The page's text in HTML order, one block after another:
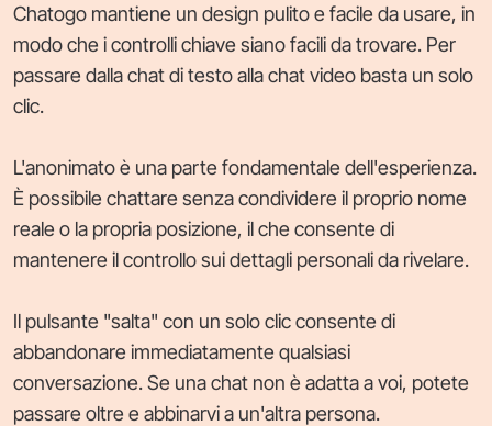
Chatogo mantiene un design pulito e facile da usare, in
modo che i controlli chiave siano facili da trovare. Per
passare dalla chat di testo alla chat video basta un solo
clic.
L'anonimato è una parte fondamentale dell'esperienza.
È possibile chattare senza condividere il proprio nome
reale o la propria posizione, il che consente di
mantenere il controllo sui dettagli personali da rivelare.
Il pulsante "salta" con un solo clic consente di
abbandonare immediatamente qualsiasi
conversazione. Se una chat non è adatta a voi, potete
passare oltre e abbinarvi a un'altra persona.